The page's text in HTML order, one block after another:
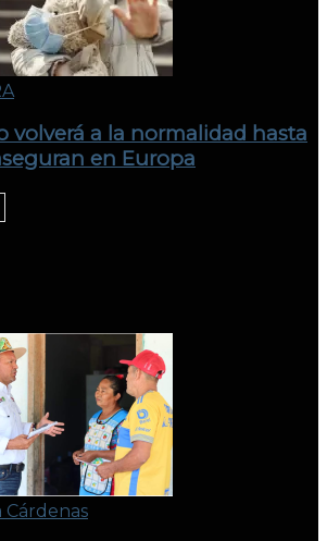
volverá a la normalidad hasta
en Europa
Cárdenas